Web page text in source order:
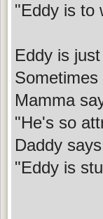
"Eddy is to
Eddy is
Sometimes
Mamma
"He's so
Daddy
"Eddy is